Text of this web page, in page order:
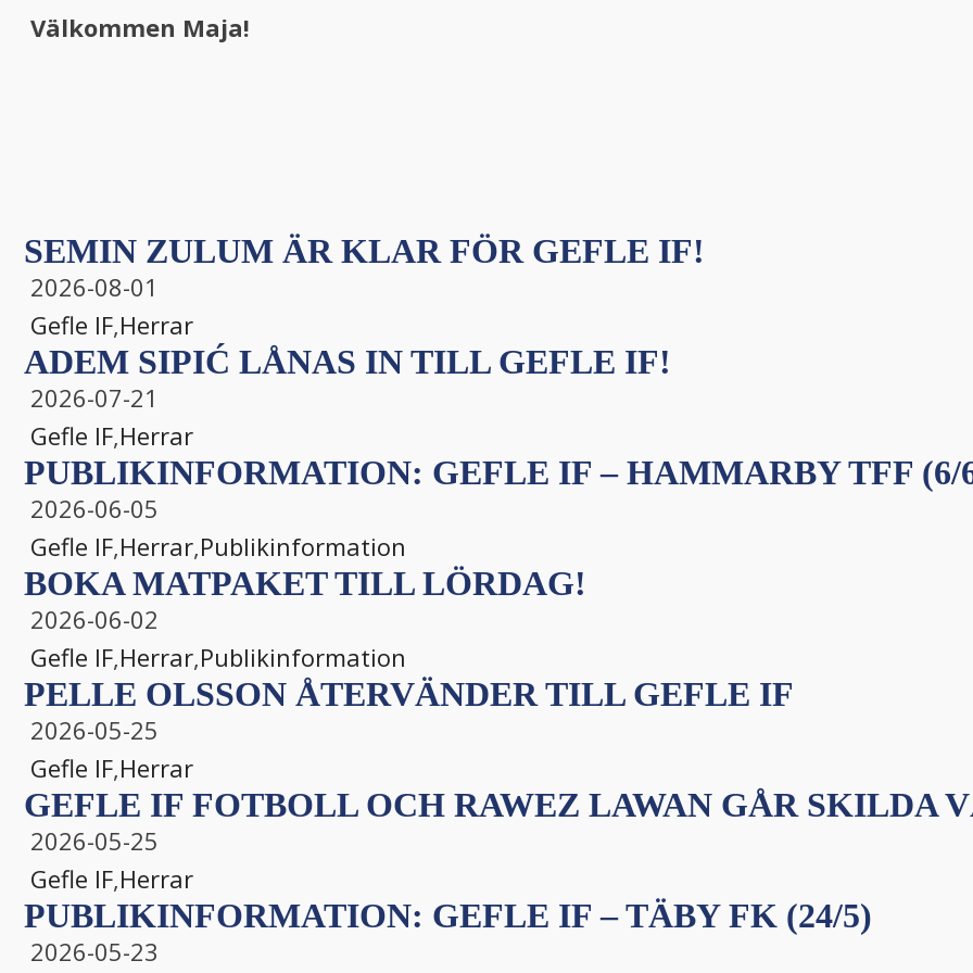
Välkommen Maja!
SEMIN ZULUM ÄR KLAR FÖR GEFLE IF!
2026-08-01
Gefle IF,Herrar
ADEM SIPIĆ LÅNAS IN TILL GEFLE IF!
2026-07-21
Gefle IF,Herrar
PUBLIKINFORMATION: GEFLE IF – HAMMARBY TFF (6/
2026-06-05
Gefle IF,Herrar,Publikinformation
BOKA MATPAKET TILL LÖRDAG!
2026-06-02
Gefle IF,Herrar,Publikinformation
PELLE OLSSON ÅTERVÄNDER TILL GEFLE IF
2026-05-25
Gefle IF,Herrar
GEFLE IF FOTBOLL OCH RAWEZ LAWAN GÅR SKILDA
2026-05-25
Gefle IF,Herrar
PUBLIKINFORMATION: GEFLE IF – TÄBY FK (24/5)
2026-05-23